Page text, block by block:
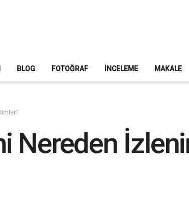
BLOG FOTOĞRAF İNCELEME MAKALE
Nereden